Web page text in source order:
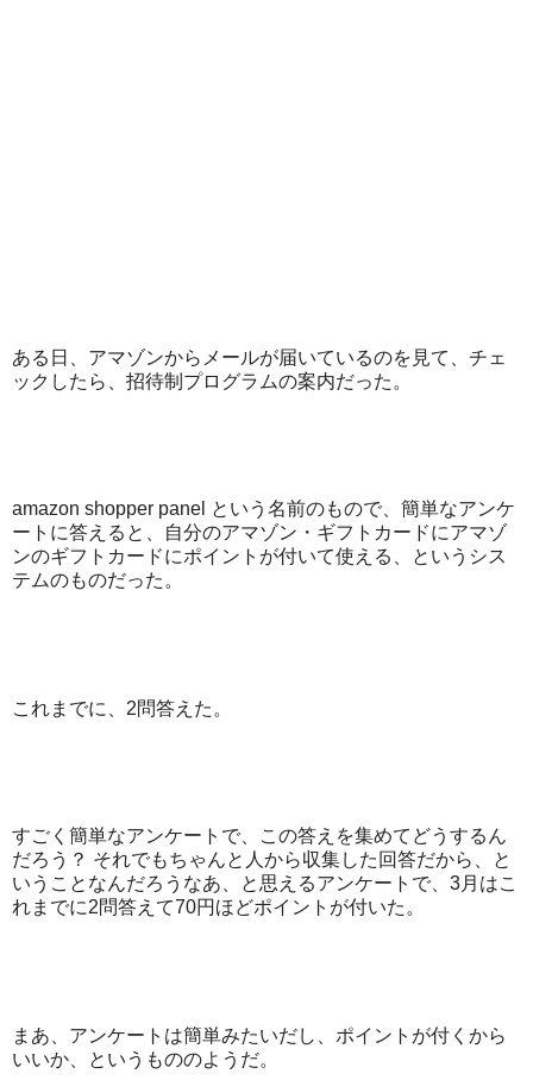
ある日、アマゾンからメールが届いているのを見て、チェ
ックしたら、招待制プログラムの案内だった。
amazon shopper panel という名前のもので、簡単なアンケ
ートに答えると、自分のアマゾン・ギフトカードにアマゾ
ンのギフトカードにポイントが付いて使える、というシス
テムのものだった。
これまでに、2問答えた。
すごく簡単なアンケートで、この答えを集めてどうするん
だろう？ それでもちゃんと人から収集した回答だから、と
いうことなんだろうなあ、と思えるアンケートで、3月はこ
れまでに2問答えて70円ほどポイントが付いた。
まあ、アンケートは簡単みたいだし、ポイントが付くから
いいか、というもののようだ。